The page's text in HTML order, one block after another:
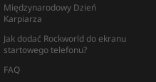
Międzynarodowy Dzień
Karpiarza
Jak dodać Rockworld do ekranu
startowego telefonu?
FAQ